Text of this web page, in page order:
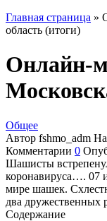
Главная страница »
область (итоги)
Онлайн-
Общее
Автор fshmo_adm
Комментарии 0
Шашисты
коронавируса…. 07
мире шашек.
два дружественных
Содержание